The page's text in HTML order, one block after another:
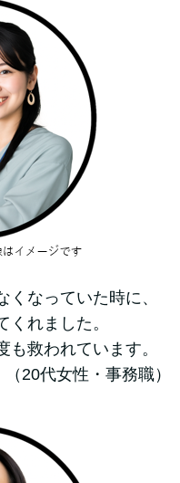
なっていた時に、
くれました。
救われています。
（20代女性・事務職）